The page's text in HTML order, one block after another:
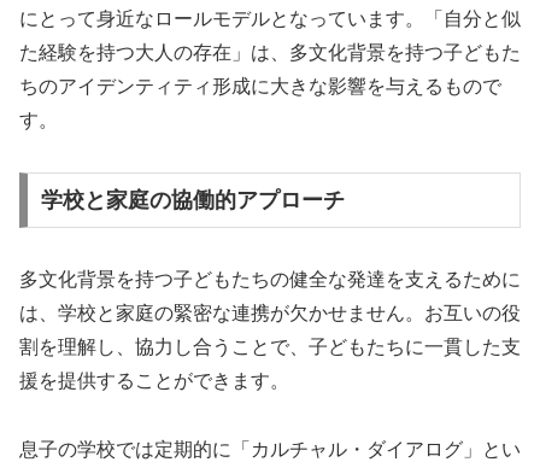
にとって身近なロールモデルとなっています。「自分と似
た経験を持つ大人の存在」は、多文化背景を持つ子どもた
ちのアイデンティティ形成に大きな影響を与えるもので
す。
学校と家庭の協働的アプローチ
多文化背景を持つ子どもたちの健全な発達を支えるために
は、学校と家庭の緊密な連携が欠かせません。お互いの役
割を理解し、協力し合うことで、子どもたちに一貫した支
援を提供することができます。
息子の学校では定期的に「カルチャル・ダイアログ」とい